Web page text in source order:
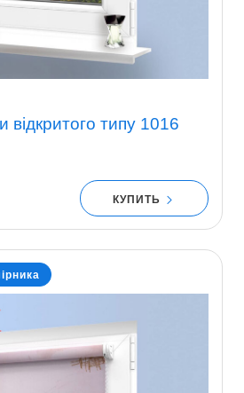
відкритого типу 1016
КУПИТЬ